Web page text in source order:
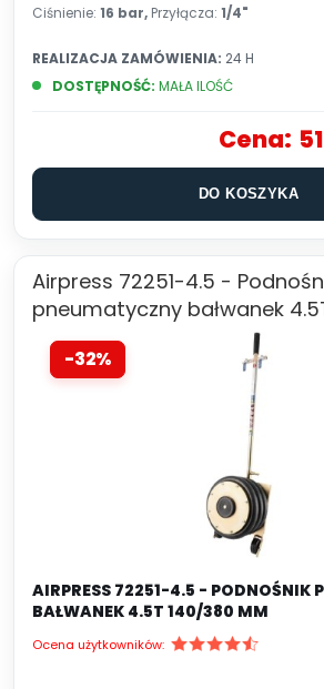
Ciśnienie: 16 bar, Przyłącza: 1/4"
DOSTĘPNOŚĆ: MAŁA ILOŚĆ
REALIZACJA ZAMÓWIENIA: 24 H
Cena:
DO KOSZYKA
Airpress 72251-4.5 -
pneumatyczny bałwanek
-32%
AIRPRESS 72251-4.5 - PODNOŚNIK
BAŁWANEK 4.5T 140/380 MM
Ocena użytkowników: